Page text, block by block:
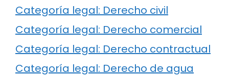
Categoría legal: Derecho civil
Categoría legal: Derecho comercial
Categoría legal: Derecho contractual
Categoría legal: Derecho de agua